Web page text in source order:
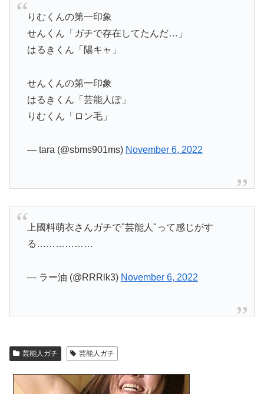
りむくんの第一印象
せんくん「ガチで存在してたんだ…」
はるきくん「陽キャ」
せんくんの第一印象
はるきくん「芸能人ぽ」
りむくん「ロン毛」
— tara (@sbms901ms) November 6, 2022
上國料萌衣さんガチで"芸能人"って感じがす
る………………
— ラー油 (@RRRlk3) November 6, 2022
芸能人ガチ 芸能人ガチ